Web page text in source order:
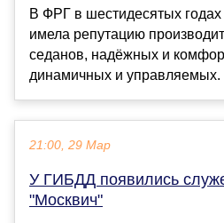
В ФРГ в шестидесятых
имела репутацию
седанов, надёжных и
динамичных и
21:00, 29 Мар
У ГИБДД появились
"Москвич"